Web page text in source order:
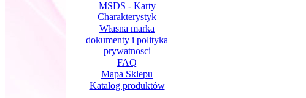
MSDS - Karty
Charakterystyk
Własna marka
dokumenty i polityka
prywatnosci
FAQ
Mapa Sklepu
Katalog produktów